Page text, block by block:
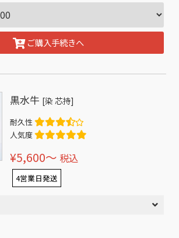
ご購入手続きへ
黒水牛 [染 芯持]
耐久性
人気度
¥5,600〜 税込
4営業日発送